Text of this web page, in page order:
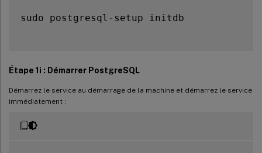
sudo postgresql - setup initdb
Étape 1i : Démarrer PostgreSQL
Démarrez le service au démarrage de la machine et démarrez le service
immédiatement :